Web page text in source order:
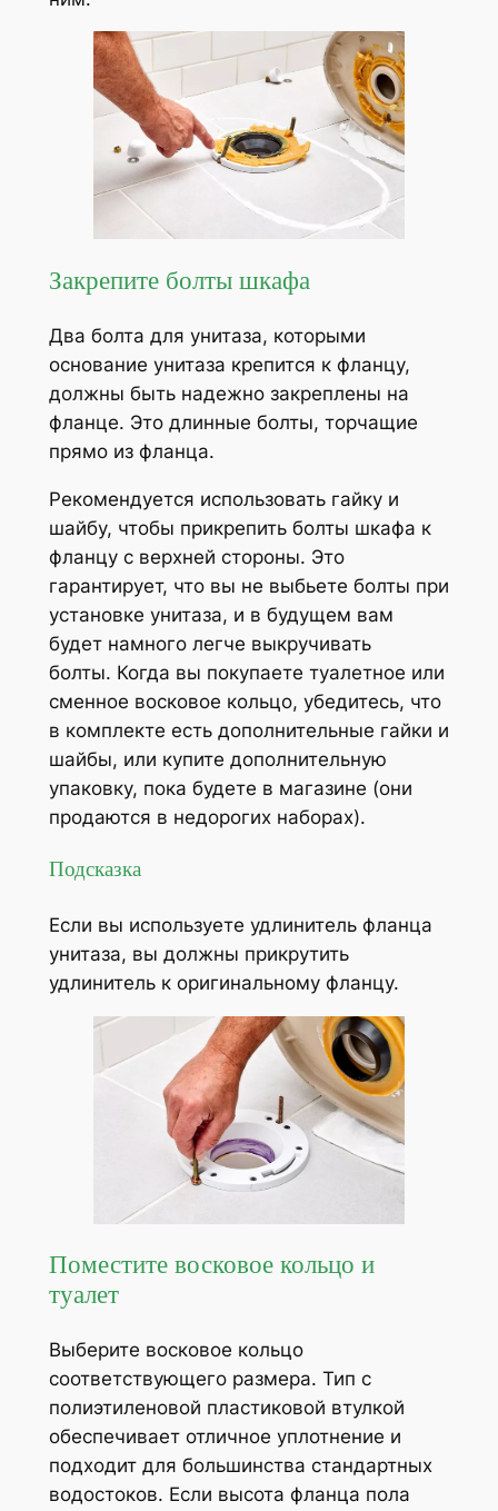
Закрепите болты шкафа
Два болта для унитаза, которыми
основание унитаза крепится к фланцу,
должны быть надежно закреплены на
фланце. Это длинные болты, торчащие
прямо из фланца.
Рекомендуется использовать гайку и
шайбу, чтобы прикрепить болты шкафа к
фланцу с верхней стороны. Это
гарантирует, что вы не выбьете болты при
установке унитаза, и в будущем вам
будет намного легче выкручивать
болты. Когда вы покупаете туалетное или
сменное восковое кольцо, убедитесь, что
в комплекте есть дополнительные гайки и
шайбы, или купите дополнительную
упаковку, пока будете в магазине (они
продаются в недорогих наборах).
Подсказка
Если вы используете удлинитель фланца
унитаза, вы должны прикрутить
удлинитель к оригинальному фланцу.
Поместите восковое кольцо и
туалет
Выберите восковое кольцо
соответствующего размера. Тип с
полиэтиленовой пластиковой втулкой
обеспечивает отличное уплотнение и
подходит для большинства стандартных
водостоков. Если высота фланца пола